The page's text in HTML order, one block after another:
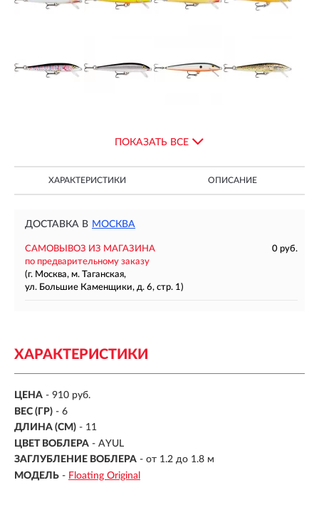
ПОКАЗАТЬ ВСЕ
ХАРАКТЕРИСТИКИ ОПИСАНИЕ
ДОСТАВКА В МОСКВА
САМОВЫВОЗ ИЗ МАГАЗИНА
0 руб.
по предварительному заказу
(г. Москва, м. Таганская,
ул. Большие Каменщики, д. 6, стр. 1)
ХАРАКТЕРИСТИКИ
ЦЕНА - 910 руб.
ВЕС (ГР) - 6
ДЛИНА (СМ) - 11
ЦВЕТ ВОБЛЕРА - AYUL
ЗАГЛУБЛЕНИЕ ВОБЛЕРА - от 1.2 до 1.8 м
МОДЕЛЬ - Floating Original